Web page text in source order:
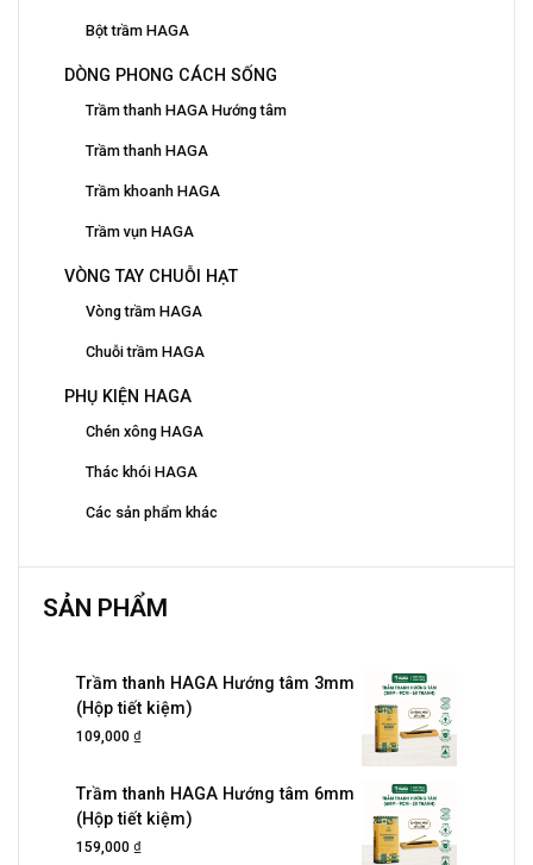
Bột trầm HAGA
DÒNG PHONG CÁCH SỐNG
Trầm thanh HAGA Hướng tâm
Trầm thanh HAGA
Trầm khoanh HAGA
Trầm vụn HAGA
VÒNG TAY CHUỖI HẠT
Vòng trầm HAGA
Chuỗi trầm HAGA
PHỤ KIỆN HAGA
Chén xông HAGA
Thác khói HAGA
Các sản phẩm khác
SẢN PHẨM
Trầm thanh HAGA Hướng tâm 3mm
(Hộp tiết kiệm)
109,000 ₫
Trầm thanh HAGA Hướng tâm 6mm
(Hộp tiết kiệm)
159,000 ₫